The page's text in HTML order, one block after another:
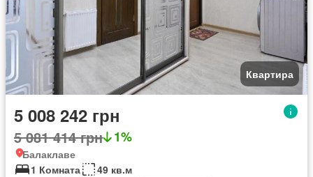
Квартира
5 008 242 грн
5 081 414 грн 1%
Балаклаве
1 Комната
49 кв.м